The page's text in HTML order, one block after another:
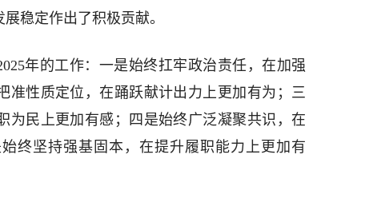
稳定作出了积极贡献。
年的工作：一是始终扛牢政治责任，在加强
准性质定位，在踊跃献计出力上更加有为；三
为民上更加有感；四是始终广泛凝聚共识，在
终坚持强基固本，在提升履职能力上更加有